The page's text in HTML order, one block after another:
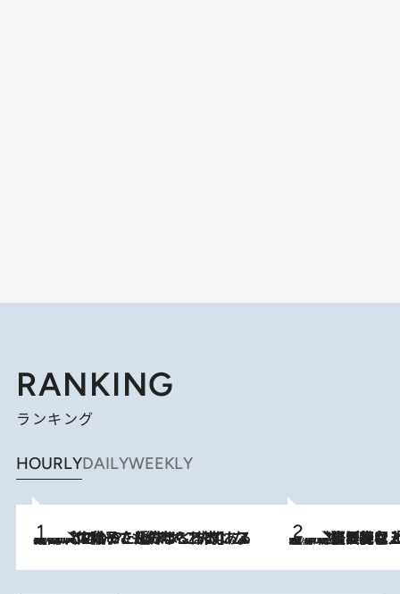
RANKING
ランキング
HOURLYDAILYWEEKLY
2026.8.5
【阿川佐和子さんの年とる力】なぜ70代で始めた趣味は“こんなに楽しい”のか？ ピアノ、俳句…スランプに陥っても続けられる“ある秘訣”とは 2026.8.5
【なぜ吉沢亮は「気配を消せる」のか？】興行収入208億の『国宝』を経て挑むミュージカル『ディア・エヴァン・ハンセン』。トップ俳優が舞台上でさらけ出した“孤独”とは